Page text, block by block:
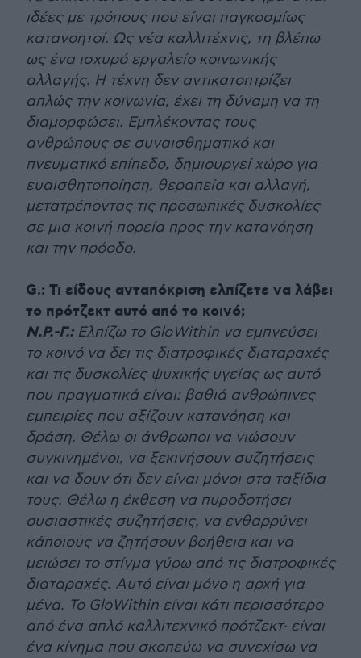
ιδέες με τρόπους που είναι παγκοσμίως
κατανοητοί. Ως νέα καλλιτέχνις, τη βλέπω
ως ένα ισχυρό εργαλείο κοινωνικής
αλλαγής. Η τέχνη δεν αντικατοπτρίζει
απλώς την κοινωνία, έχει τη δύναμη να τη
διαμορφώσει. Εμπλέκοντας τους
ανθρώπους σε συναισθηματικό και
πνευματικό επίπεδο, δημιουργεί χώρο για
ευαισθητοποίηση, θεραπεία και αλλαγή,
μετατρέποντας τις προσωπικές δυσκολίες
σε μια κοινή πορεία προς την κατανόηση
και την πρόοδο.
G.: Τι είδους ανταπόκριση ελπίζετε να λάβει
το πρότζεκτ αυτό από το κοινό;
Ν.Ρ.-Γ.:Ελπίζω το GloWithin να εμπνεύσει
το κοινό να δει τις διατροφικές διαταραχές
και τις δυσκολίες ψυχικής υγείας ως αυτό
που πραγματικά είναι: βαθιά ανθρώπινες
εμπειρίες που αξίζουν κατανόηση και
δράση. Θέλω οι άνθρωποι να νιώσουν
συγκινημένοι, να ξεκινήσουν συζητήσεις
και να δουν ότι δεν είναι μόνοι στα ταξίδια
τους. Θέλω η έκθεση να πυροδοτήσει
ουσιαστικές συζητήσεις, να ενθαρρύνει
κάποιους να ζητήσουν βοήθεια και να
μειώσει το στίγμα γύρω από τις διατροφικές
διαταραχές. Αυτό είναι μόνο η αρχή για
μένα. Το GloWithin είναι κάτι περισσότερο
από ένα απλό καλλιτεχνικό πρότζεκτ· είναι
ένα κίνημα που σκοπεύω να συνεχίσω να